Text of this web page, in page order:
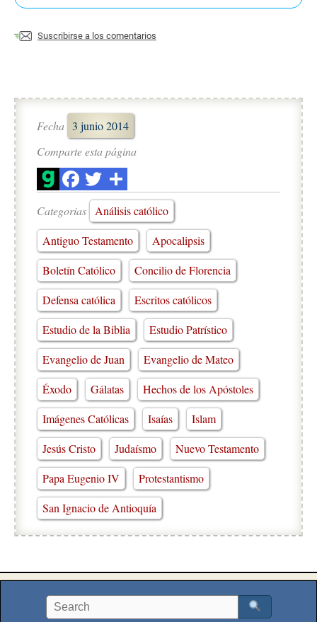
Suscribirse a los comentarios
Fecha 3 junio 2014
Comparte esta página
Categorias
Análisis católico
Antiguo Testamento
Apocalipsis
Boletín Católico
Concilio de Florencia
Defensa católica
Escritos católicos
Estudio de la Biblia
Estudio Patrístico
Evangelio de Juan
Evangelio de Mateo
Éxodo
Gálatas
Hechos de los Apóstoles
Imágenes Católicas
Isaías
Islam
Jesús Cristo
Judaísmo
Nuevo Testamento
Papa Eugenio IV
Protestantismo
San Ignacio de Antioquía